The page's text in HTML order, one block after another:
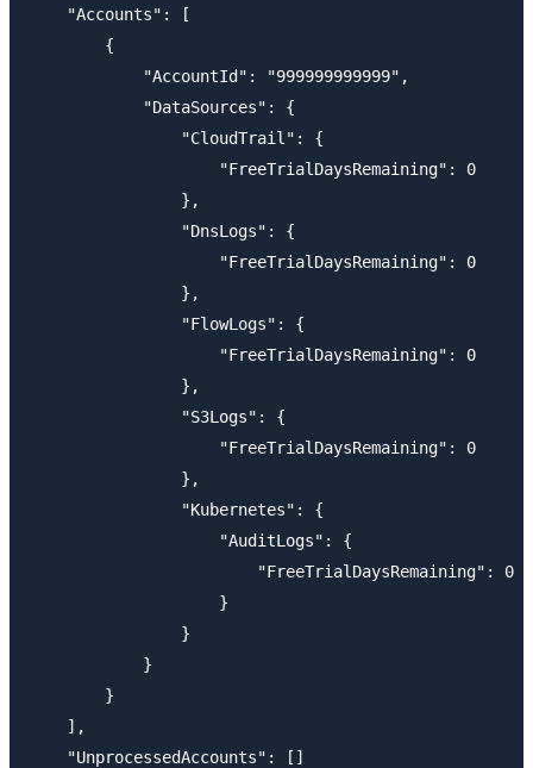
    "Accounts": [
        {
            "AccountId": "999999999999",
            "DataSources": {
                "CloudTrail": {
                    "FreeTrialDaysRemaining": 0
                },
                "DnsLogs": {
                    "FreeTrialDaysRemaining": 0
                },
                "FlowLogs": {
                    "FreeTrialDaysRemaining": 0
                },
                "S3Logs": {
                    "FreeTrialDaysRemaining": 0
                },
                "Kubernetes": {
                    "AuditLogs": {
                        "FreeTrialDaysRemaining": 0
                    }
                }
            }
        }
    ],
    "UnprocessedAccounts": []